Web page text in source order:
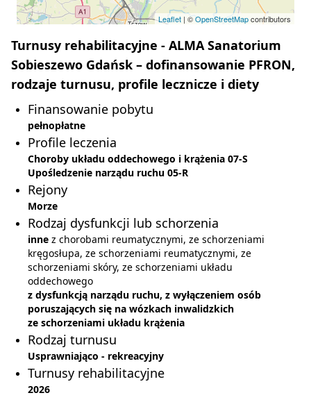
Leaflet | ©OpenStreetMapcontributors
Turnusy rehabilitacyjne - ALMA Sanatorium
Sobieszewo Gdańsk – dofinansowanie PFRON,
rodzaje turnusu, profile lecznicze i diety
Finansowanie pobytu
pełnopłatne
Profile leczenia
Choroby układu oddechowego i krążenia 07-S
Upośledzenie narządu ruchu 05-R
Rejony
Morze
Rodzaj dysfunkcji lub schorzenia
inne z chorobami reumatycznymi, ze schorzeniami
kręgosłupa, ze schorzeniami reumatycznymi, ze
schorzeniami skóry, ze schorzeniami układu
oddechowego
z dysfunkcją narządu ruchu, z wyłączeniem osób
poruszających się na wózkach inwalidzkich
ze schorzeniami układu krążenia
Rodzaj turnusu
Usprawniająco - rekreacyjny
Turnusy rehabilitacyjne
2026